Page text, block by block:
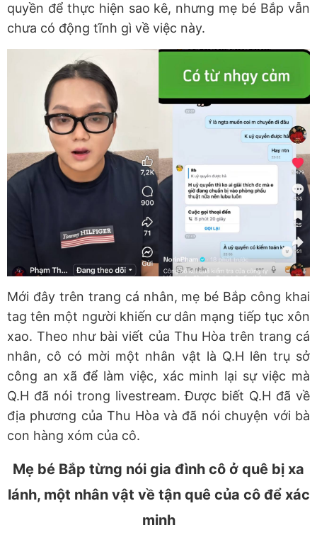
quyền để thực hiện sao kê, nhưng mẹ bé Bắp vẫn
chưa có động tĩnh gì về việc này.
Mới đây trên trang cá nhân, mẹ bé Bắp công khai
tag tên một người khiến cư dân mạng tiếp tục xôn
xao. Theo như bài viết của Thu Hòa trên trang cá
nhân, cô có mời một nhân vật là Q.H lên trụ sở
công an xã để làm việc, xác minh lại sự việc mà
Q.H đã nói trong livestream. Được biết Q.H đã về
địa phương của Thu Hòa và đã nói chuyện với bà
con hàng xóm của cô.
Mẹ bé Bắp từng nói gia đình cô ở quê bị xa
lánh, một nhân vật về tận quê của cô để xác
minh